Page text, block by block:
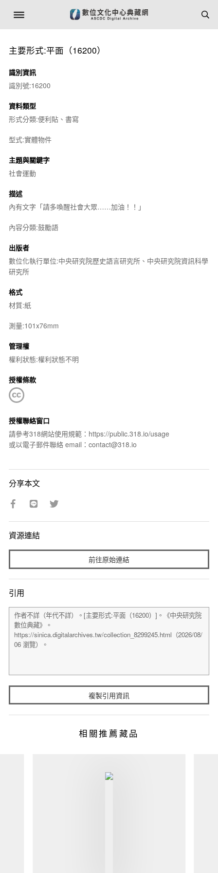
主要形式:平面（16200）
識別資訊
識別號:16200
資料類型
形式分類:便利貼、書寫
型式:實體物件
主題與關鍵字
社會運動
描述
內有文字「請多喚醒社會大眾……加油！！」
內容分類:鼓勵語
出版者
數位化執行單位:中央研究院歷史語言研究所、中央研究院資訊科學
研究所
格式
材質:紙
測量:101x76mm
管理權
權利狀態:權利狀態不明
授權條款
授權聯絡窗口
請參考318網站使用規範：https://public.318.io/usage
或以電子郵件聯絡 email：contact@318.io
分享本文
資源連結
前往原始連結
引用
複製引用資訊
相關推薦藏品